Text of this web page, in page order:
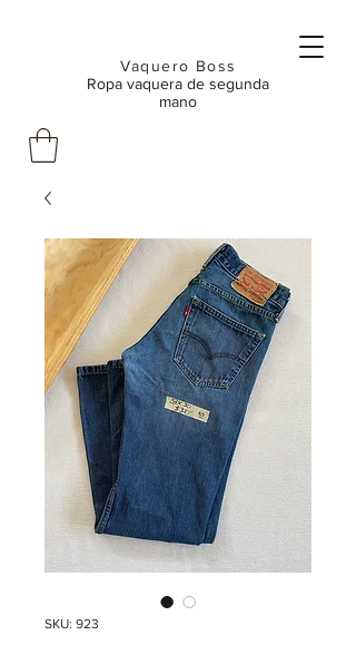
Vaquero Boss
Ropa vaquera de segunda
mano
SKU: 923